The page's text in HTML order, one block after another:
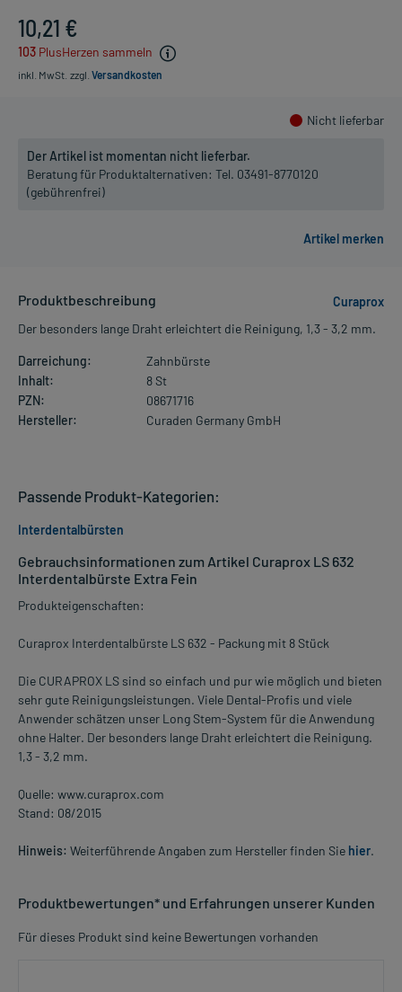
10,21 €
103 PlusHerzen sammeln
inkl. MwSt. zzgl. Versandkosten
Nicht lieferbar
Der Artikel ist momentan nicht lieferbar.
Beratung für Produktalternativen: Tel. 03491-8770120
(gebührenfrei)
Produktbeschreibung
Curaprox
Der besonders lange Draht erleichtert die Reinigung, 1,3 - 3,2 mm.
Darreichung:
Zahnbürste
Inhalt:
8 St
PZN:
08671716
Hersteller:
Curaden Germany GmbH
Gebrauchsinformationen zum Artikel Curaprox LS 632
Interdentalbürste Extra Fein
Produkteigenschaften:
Curaprox Interdentalbürste LS 632 - Packung mit 8 Stück
Die CURAPROX LS sind so einfach und pur wie möglich und bieten
sehr gute Reinigungsleistungen. Viele Dental-Profis und viele
Anwender schätzen unser Long Stem-System für die Anwendung
ohne Halter. Der besonders lange Draht erleichtert die Reinigung.
1,3 - 3,2 mm.
Quelle: www.curaprox.com
Stand: 08/2015
Hinweis: Weiterführende Angaben zum Hersteller finden Sie hier.
Produktbewertungen* und Erfahrungen unserer Kunden
Für dieses Produkt sind keine Bewertungen vorhanden
Passende Produkt-Kategorien:
Interdentalbürsten